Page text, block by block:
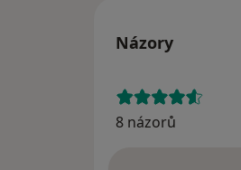
Názory
8 názorů